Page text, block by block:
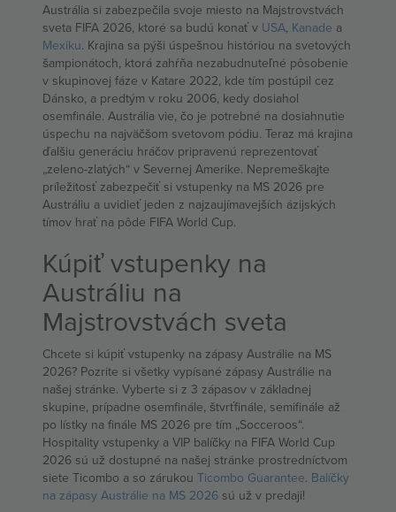
Austrália si zabezpečila svoje miesto na Majstrovstvách
sveta FIFA 2026, ktoré sa budú konať v USA, Kanade a
Mexiku. Krajina sa pýši úspešnou históriou na svetových
šampionátoch, ktorá zahŕňa nezabudnuteľné pôsobenie
v skupinovej fáze v Katare 2022, kde tím postúpil cez
Dánsko, a predtým v roku 2006, kedy dosiahol
osemfinále. Austrália vie, čo je potrebné na dosiahnutie
úspechu na najväčšom svetovom pódiu. Teraz má krajina
ďalšiu generáciu hráčov pripravenú reprezentovať
„zeleno-zlatých“ v Severnej Amerike. Nepremeškajte
príležitosť zabezpečiť si vstupenky na MS 2026 pre
Austráliu a uvidieť jeden z najzaujímavejších ázijských
tímov hrať na pôde FIFA World Cup.
Kúpiť vstupenky na
Austráliu na
Majstrovstvách sveta
Chcete si kúpiť vstupenky na zápasy Austrálie na MS
2026? Pozrite si všetky vypísané zápasy Austrálie na
našej stránke. Vyberte si z 3 zápasov v základnej
skupine, prípadne osemfinále, štvrťfinále, semifinále až
po lístky na finále MS 2026 pre tím „Socceroos“.
Hospitality vstupenky a VIP balíčky na FIFA World Cup
2026 sú už dostupné na našej stránke prostredníctvom
siete Ticombo a so zárukou Ticombo Guarantee. Balíčky
na zápasy Austrálie na MS 2026 sú už v predaji!